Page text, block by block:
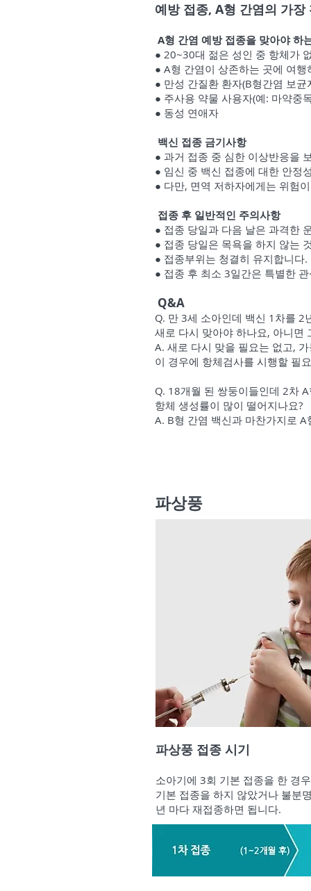
예방 접종, A형 간염의 가장
A형 간염 예방 접종을 맞아야 하
● 20~30대 젊은 성인 중 항체가
● A형 간염이 상존하는 곳에 여
● 만성 간질환 환자(B형간염 보균
● 주사용 약물 사용자(예: 마약중
● 동성 연애자
백신 접종 금기사항
● 과거 접종 중 심한 이상반응을
● 임신 중 백신 접종에 대한 안정
● 다만, 면역 저하자에게는 위험
접종 후 일반적인 주의사항
● 접종 당일과 다음 날은 과격한
● 접종 당일은 목욕을 하지 않는
● 접종부위는 청결히 유지합니다.
● 접종 후 최소 3일간은 특별한
Q&A
Q. 만 3세 소아인데 백신 1차를 2
새로 다시 맞아야 하나요, 아니면
A. 새로 다시 맞을 필요는 없고,
이 경우에 항체검사를 시행할 필
Q. 18개월 된 쌍둥이들인데 2차
항체 생성률이 많이 떨어지나요?
A. B형 간염 백신과 마찬가지로
​파상풍
파상풍 접종 시기
소아기에 3회 기본 접종을 한 경
기본 접종을 하지 않았거나 불분
년 마다 재접종하면 됩니다.